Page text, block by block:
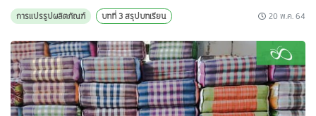
การแปรรูปผลิตภัณฑ์
บทที่ 3 สรุปบทเรียน 20 พ.ค. 64